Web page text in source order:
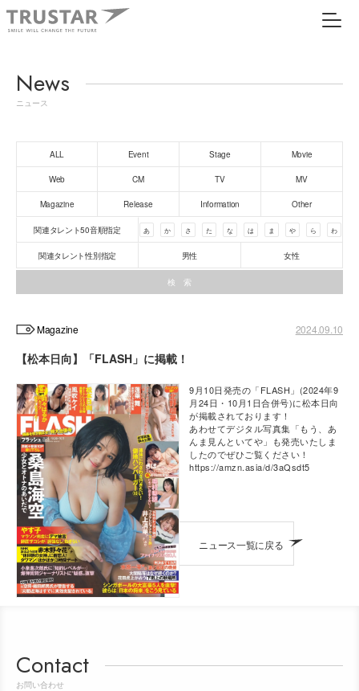
News
ニュース
ALL Event Stage Movie
Web CM TV MV
Magazine Release Information Other
関連タレント50音順指定 あ か さ た な は ま や ら わ
関連タレント性別指定 男性 女性
Magazine 2024.09.10
【松本日向】「FLASH」に掲載！
9月10日発売の「FLASH」(2024年9
月24日・10月1日合併号)に松本日向
が掲載されております！
あわせてデジタル写真集「もう、あ
んま見んといてや」も発売いたしま
したのでぜひご覧ください！
https://amzn.asia/d/3aQsdt5
ニュース一覧に戻る
Contact
お問い合わせ